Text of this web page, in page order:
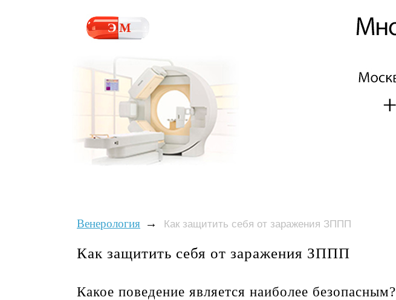
Венерология → Как защитить себя от заражения ЗППП
Как защитить себя от заражения ЗППП
Какое поведение является наиболее безопасным?